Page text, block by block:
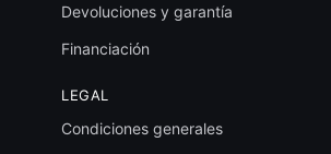
Devoluciones y garantía
Financiación
LEGAL
Condiciones generales